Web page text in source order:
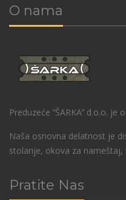
O nama
Preduzeće ‘’ŠARKA’’ d.o.o.
Naša osnovna delatnost je
stolarije, okova za nameštaj,
Pratite Nas